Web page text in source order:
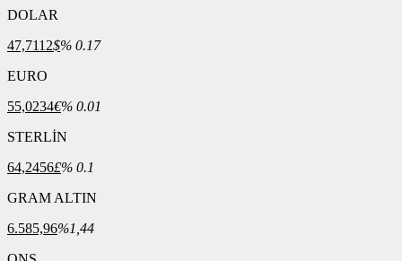
DOLAR
47,7112$% 0.17
EURO
55,0234€% 0.01
STERLİN
64,2456£% 0.1
GRAM ALTIN
6.585,96%1,44